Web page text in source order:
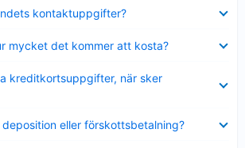
kontaktuppgifter?
mycket det kommer att kosta?
kreditkortsuppgifter, när sker
eller förskottsbetalning?